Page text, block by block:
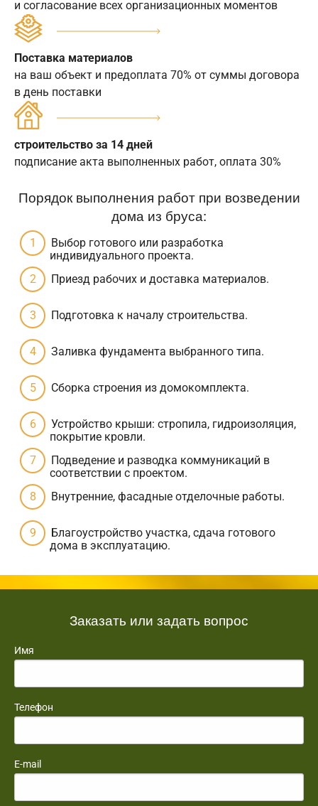
и согласование всех организационных моментов
Поставка материалов
на ваш объект и предоплата 70% от суммы договора
в день поставки
строительство за 14 дней
подписание акта выполненных работ, оплата 30%
Порядок выполнения работ при возведении
дома из бруса:
Выбор готового или разработка
индивидуального проекта.
Приезд рабочих и доставка материалов.
Подготовка к началу строительства.
Заливка фундамента выбранного типа.
Сборка строения из домокомплекта.
Устройство крыши: стропила, гидроизоляция,
покрытие кровли.
Подведение и разводка коммуникаций в
соответствии с проектом.
Внутренние, фасадные отделочные работы.
Благоустройство участка, сдача готового
дома в эксплуатацию.
Заказать или задать вопрос
Имя
Телефон
E-mail